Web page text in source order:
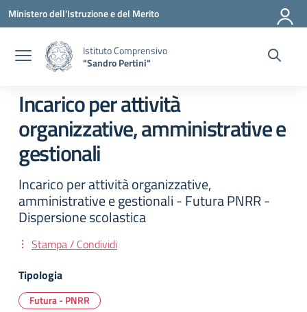
Vai ai contenuti
Vai al menu di navigazione
Vai al footer
Ministero dell'Istruzione e del Merito
Istituto Comprensivo
"Sandro Pertini"
Incarico per attività
organizzative, amministrative e
gestionali
Incarico per attività organizzative,
amministrative e gestionali - Futura PNRR -
Dispersione scolastica
Stampa / Condividi
Tipologia
Futura - PNRR